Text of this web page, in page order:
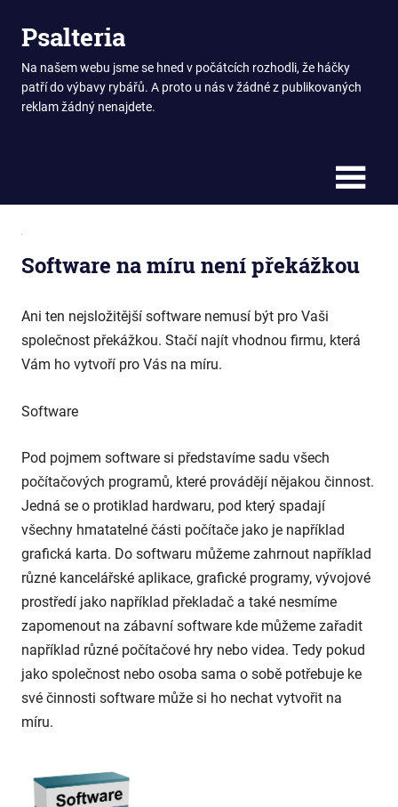
Psalteria
Na našem webu jsme se hned v počátcích rozhodli, že háčky
patří do výbavy rybářů. A proto u nás v žádné z publikovaných
reklam žádný nenajdete.
Software na míru není překážkou
Ani ten nejsložitější software nemusí být pro Vaši
společnost překážkou. Stačí najít vhodnou firmu, která
Vám ho vytvoří pro Vás na míru.
Software
Pod pojmem software si představíme sadu všech
počítačových programů, které provádějí nějakou činnost.
Jedná se o protiklad hardwaru, pod který spadají
všechny hmatatelné části počítače jako je například
grafická karta. Do softwaru můžeme zahrnout například
různé kancelářské aplikace, grafické programy, vývojové
prostředí jako například překladač a také nesmíme
zapomenout na zábavní software kde můžeme zařadit
například různé počítačové hry nebo videa. Tedy pokud
jako společnost nebo osoba sama o sobě potřebuje ke
své činnosti software může si ho nechat vytvořit na
míru.